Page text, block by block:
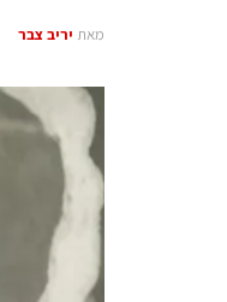
מאת יריב צבר